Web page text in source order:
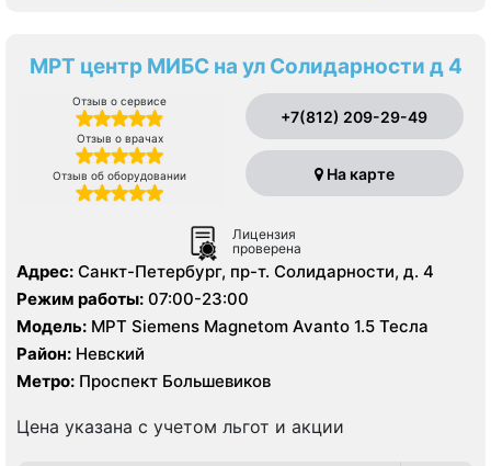
МРТ центр МИБС на ул Солидарности д 4
Отзыв о сервисе
Отзыв о врачах
Отзыв об оборудовании
+7(812) 209-29-49
На карте
Лицензия
проверена
Адрес: Санкт-Петербург, пр-т. Солидарности, д. 4
Режим работы: 07:00-23:00
Модель: МРТ Siemens Magnetom Avanto 1.5 Тесла
Район: Невский
Метро: Проспект Большевиков
Цена указана с учетом льгот и акции